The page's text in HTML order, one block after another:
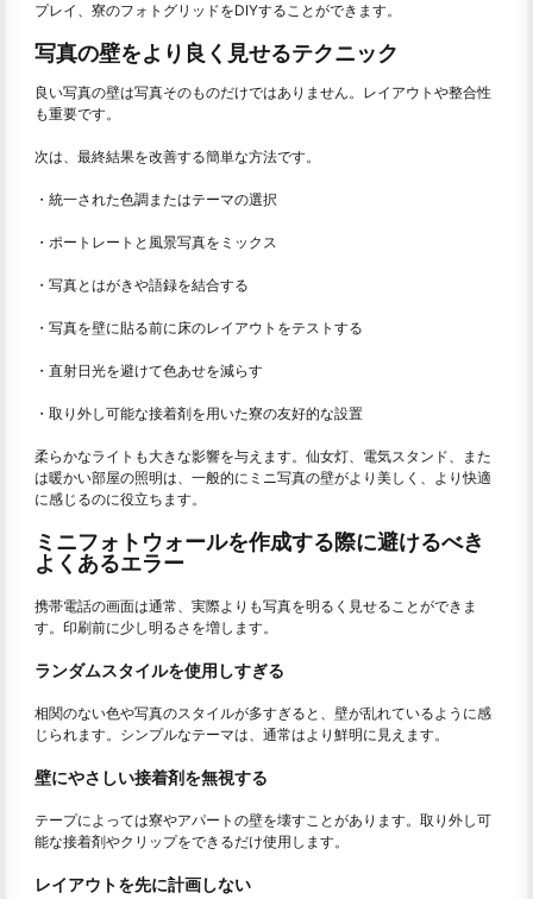
プレイ、寮のフォトグリッドをDIYすることができます。
写真の壁をより良く見せるテクニック
良い写真の壁は写真そのものだけではありません。レイアウトや整合性
も重要です。
次は、最終結果を改善する簡単な方法です。
・統一された色調またはテーマの選択
・ポートレートと風景写真をミックス
・写真とはがきや語録を結合する
・写真を壁に貼る前に床のレイアウトをテストする
・直射日光を避けて色あせを減らす
・取り外し可能な接着剤を用いた寮の友好的な設置
柔らかなライトも大きな影響を与えます。仙女灯、電気スタンド、また
は暖かい部屋の照明は、一般的にミニ写真の壁がより美しく、より快適
に感じるのに役立ちます。
ミニフォトウォールを作成する際に避けるべき
よくあるエラー
携帯電話の画面は通常、実際よりも写真を明るく見せることができま
す。印刷前に少し明るさを増します。
ランダムスタイルを使用しすぎる
相関のない色や写真のスタイルが多すぎると、壁が乱れているように感
じられます。シンプルなテーマは、通常はより鮮明に見えます。
壁にやさしい接着剤を無視する
テープによっては寮やアパートの壁を壊すことがあります。取り外し可
能な接着剤やクリップをできるだけ使用します。
レイアウトを先に計画しない